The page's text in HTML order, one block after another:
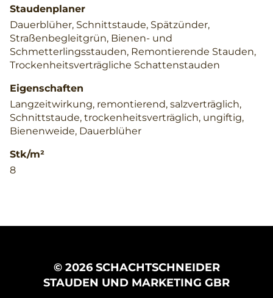
Staudenplaner
Dauerblüher, Schnittstaude, Spätzünder,
Straßenbegleitgrün, Bienen- und
Schmetterlingsstauden, Remontierende Stauden,
Trockenheitsverträgliche Schattenstauden
Eigenschaften
Langzeitwirkung, remontierend, salzverträglich,
Schnittstaude, trockenheitsverträglich, ungiftig,
Bienenweide, Dauerblüher
Stk/m²
8
© 2026 SCHACHTSCHNEIDER
STAUDEN UND MARKETING GBR